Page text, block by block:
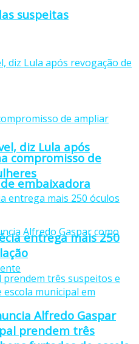
suspeitas
diz Lula após
embaixadora
Alfredo Gaspar
compromisso de
entrega mais 250
prendem três